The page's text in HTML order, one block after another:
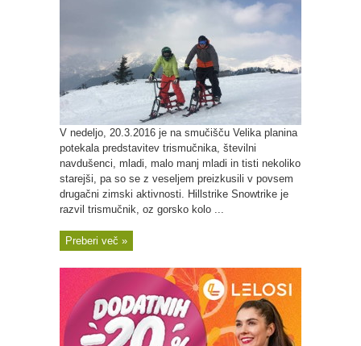
V nedeljo, 20.3.2016 je na smučišču Velika planina
potekala predstavitev trismučnika, številni
navdušenci, mladi, malo manj mladi in tisti nekoliko
starejši, pa so se z veseljem preizkusili v povsem
drugačni zimski aktivnosti. Hillstrike Snowtrike je
razvil trismučnik, oz gorsko kolo ...
Preberi več »